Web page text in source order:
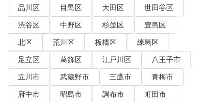
品川区
目黒区 大田区
世田谷区
渋谷区
中野区 杉並区
豊島区
北区
荒川区 板橋区
練馬区
足立区
葛飾区 江戸川区
八王子市
立川市
武蔵野市 三鷹市
青梅市
府中市
昭島市 調布市
町田市